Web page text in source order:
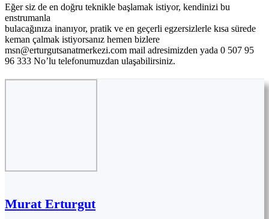
Eğer siz de en doğru teknikle başlamak istiyor, kendinizi bu
enstrumanla
bulacağınıza inanıyor, pratik ve en geçerli egzersizlerle kısa sürede
keman çalmak istiyorsanız hemen bizlere
msn@erturgutsanatmerkezi.com mail adresimizden yada 0 507 95
96 333 No’lu telefonumuzdan ulaşabilirsiniz.
Murat Erturgut